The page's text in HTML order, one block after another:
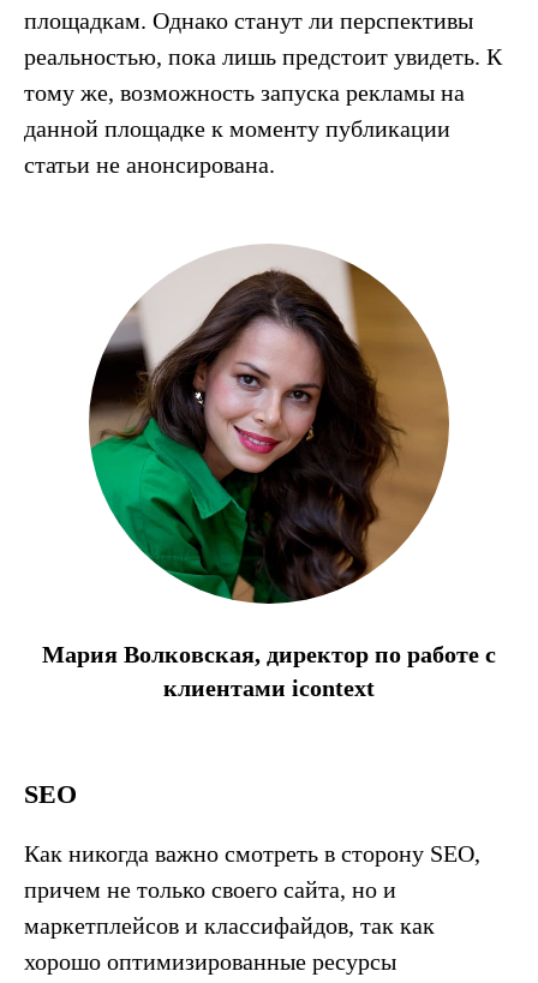
площадкам. Однако станут ли перспективы
реальностью, пока лишь предстоит увидеть. К
тому же, возможность запуска рекламы на
данной площадке к моменту публикации
статьи не анонсирована.
Мария Волковская, директор по работе с
клиентами icontext
SEO
Как никогда важно смотреть в сторону SEO,
причем не только своего сайта, но и
маркетплейсов и классифайдов, так как
хорошо оптимизированные ресурсы